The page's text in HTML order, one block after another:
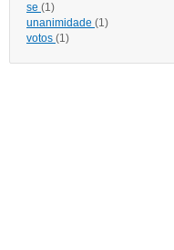
se (1)
unanimidade (1)
votos (1)